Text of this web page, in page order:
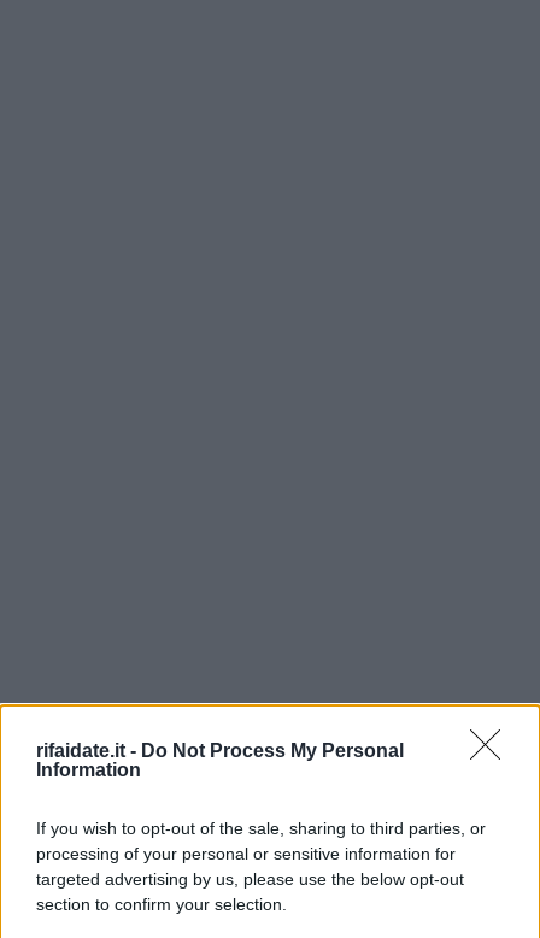
rifaidate.it - Do Not Process My Personal
Information
If you wish to opt-out of the sale, sharing to third parties, or
processing of your personal or sensitive information for
targeted advertising by us, please use the below opt-out
section to confirm your selection.